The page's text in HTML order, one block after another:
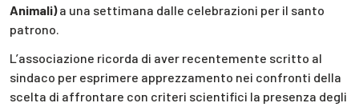
Animali)a una settimana dalle celebrazioni per il santo
patrono.
L’associazione ricorda di aver recentemente scritto al
sindaco per esprimere apprezzamento nei confronti della
scelta di affrontare con criteri scientifici la presenza degli